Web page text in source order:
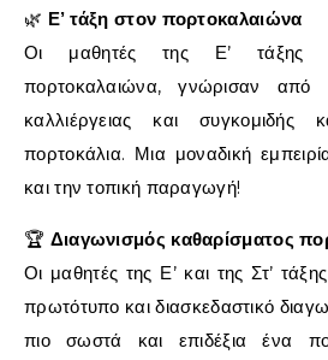
🌿 Ε’ τάξη στον πορτοκαλαιώνα
Οι μαθητές της Ε’ τάξης
πορτοκαλαιώνα, γνώρισαν από
καλλιέργειας και συγκομιδής
πορτοκάλια. Μια μοναδική
και την τοπική παραγωγή!
🏆 Διαγωνισμός καθαρίσματος
Οι μαθητές της Ε’ και της Στ’
πρωτότυπο και διασκεδαστικό
πιο σωστά και επιδέξια ένα